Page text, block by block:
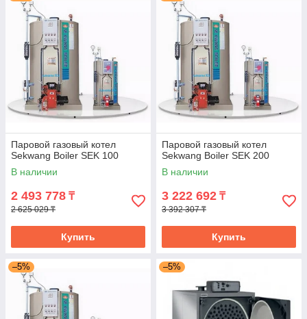
Паровой газовый котел
Sekwang Boiler SEK 100
В наличии
2 493 778 ₸
2 625 029 ₸
Купить
Паровой газовый котел
Sekwang Boiler SEK 200
В наличии
3 222 692 ₸
3 392 307 ₸
Купить
–5% –5%